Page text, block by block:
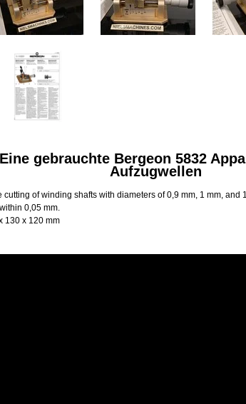
gebrauchte Bergeon 5832
Aufzugwellen
of winding shafts with diameters of 0,9 mm, 1 mm, and
0,05 mm.
130 x 120 mm